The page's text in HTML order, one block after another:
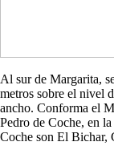
Al sur de Margarita,
metros sobre el nivel
ancho. Conforma el
Pedro de Coche, en
Coche son El Bichar,